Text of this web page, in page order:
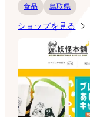
食品 鳥取県
ショップを見る